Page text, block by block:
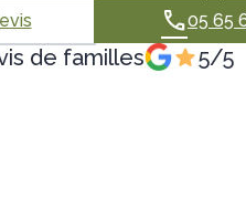
05 65
de familles 5/5